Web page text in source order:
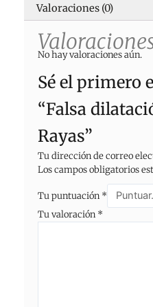
Valoraciones (0)
No hay valoraciones aún.
Sé el primero
“Falsa
Rayas”
Tu dirección de correo
Los campos obligatorios
Tu puntuación *
Tu valoración *